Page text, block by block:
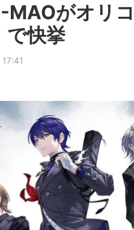
MAOがオリ
で快挙